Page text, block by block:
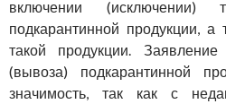
включении
подкарантинной продукции,
такой продукции.
(вывоза) подкарантинной
значимость, так как с